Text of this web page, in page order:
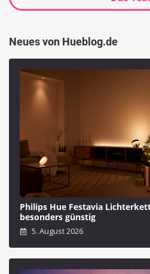
Neues von Hueblog.de
Philips Hue Festavia
besonders günstig
5. August 2026